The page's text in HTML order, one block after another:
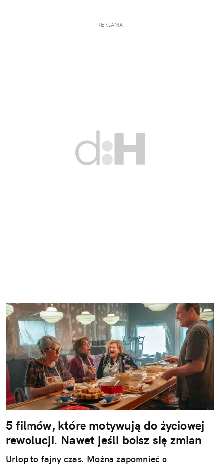
REKLAMA
5 filmów, które motywują do życiowej
rewolucji. Nawet jeśli boisz się zmian
Urlop to fajny czas. Można zapomnieć o